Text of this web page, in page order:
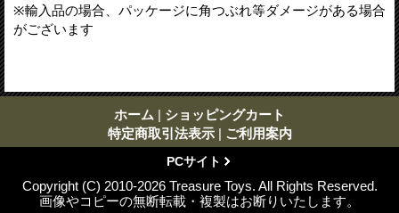
※輸入品の場合、パッケージに角つぶれ等ダメージがある場合
がございます
ホーム | ショッピングカート
特定商取引法表示 | ご利用案内
PCサイト
Copyright (C) 2010-2026 Treasure Toys. All Rights Reserved.
画像やコピーの無断転載・複製はお断りいたします。